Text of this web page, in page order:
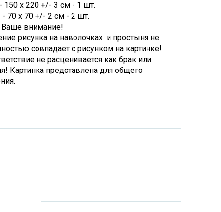
150 х 220 +/- 3 см - 1 шт.
- 70 х 70 +/- 2 см - 2 шт.
внимание!
рисунка на наволочках и простыня не
совпадает с рисунком на картинке!
не расценивается как брак или
Картинка представлена для общего